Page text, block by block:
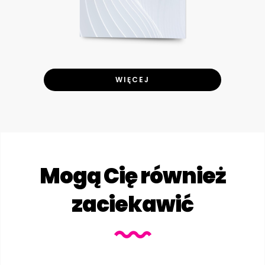
WIĘCEJ
Mogą Cię również
zaciekawić